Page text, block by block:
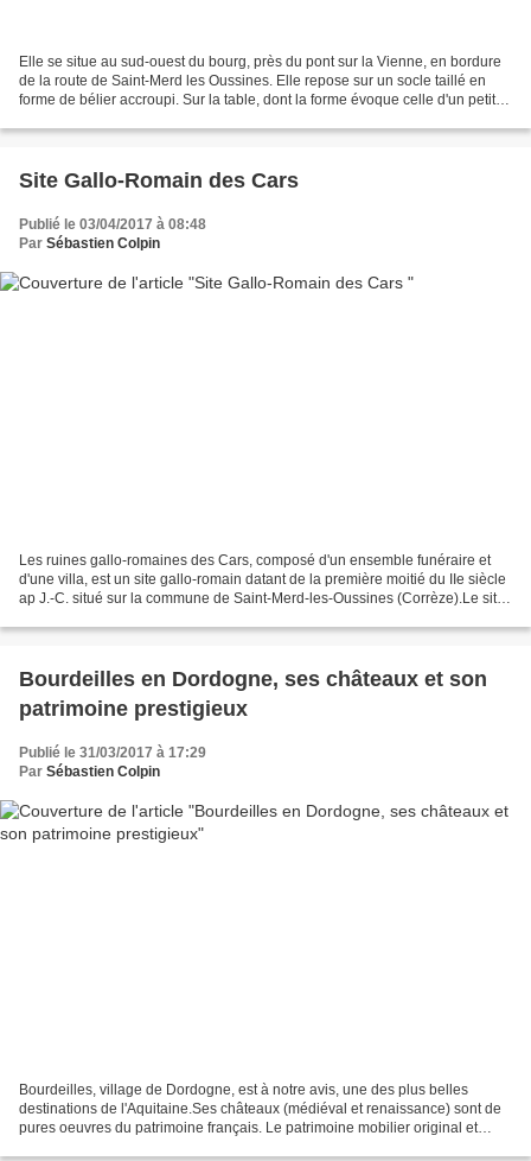
Elle se situe au sud-ouest du bourg, près du pont sur la Vienne, en bordure
de la route de Saint-Merd les Oussines. Elle repose sur un socle taillé en
forme de bélier accroupi. Sur la table, dont la forme évoque celle d'un petit
Site Gallo-Romain des Cars
Publié le 03/04/2017 à 08:48
Par Sébastien Colpin
Les ruines gallo-romaines des Cars, composé d'un ensemble funéraire et
d'une villa, est un site gallo-romain datant de la première moitié du IIe siècle
ap J.-C. situé sur la commune de Saint-Merd-les-Oussines (Corrèze).Le site
Bourdeilles en Dordogne, ses châteaux et son
patrimoine prestigieux
Publié le 31/03/2017 à 17:29
Par Sébastien Colpin
Bourdeilles, village de Dordogne, est à notre avis, une des plus belles
destinations de l'Aquitaine.Ses châteaux (médiéval et renaissance) sont de
pures oeuvres du patrimoine français. Le patrimoine mobilier original et